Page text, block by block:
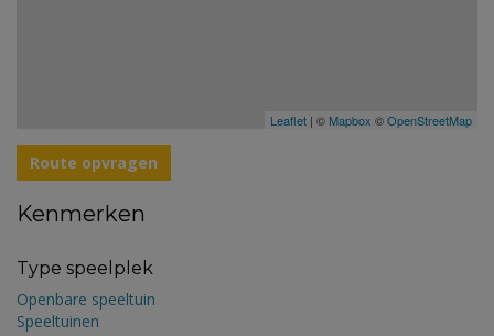
Leaflet | © Mapbox ©OpenStreetMap
Route opvragen
Kenmerken
Type speelplek
Openbare speeltuin
Speeltuinen